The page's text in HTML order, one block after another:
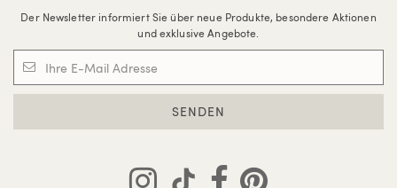
Der Newsletter informiert Sie über neue Produkte, besondere Aktionen
und exklusive Angebote.
SENDEN